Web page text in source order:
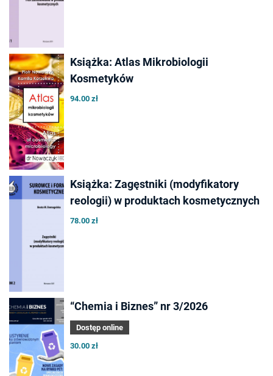
Książka: Atlas Mikrobiologii
Kosmetyków
94.00 zł
Książka: Zagęstniki (modyfikatory
reologii) w produktach kosmetycznych
78.00 zł
“Chemia i Biznes” nr 3/2026
Dostęp online
30.00 zł